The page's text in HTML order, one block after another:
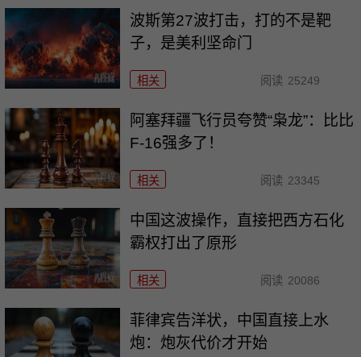
波斯第27波打击，打的不是靶
子，是美利坚命门
相关 阅读 25249
阿塞拜疆飞行员夸赞“枭龙”：比比
F-16强多了！
相关 阅读 23345
中国这波操作，直接把西方石化
霸权打出了原形
相关 阅读 20086
菲律宾告洋状，中国直接上水
炮：炮灰代价才开始